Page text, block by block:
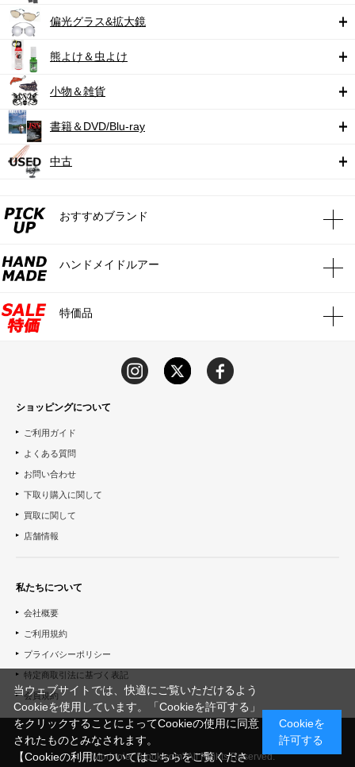
偏光グラス&拡大鏡
熊よけ＆虫よけ
小物＆雑貨
書籍＆DVD/Blu-ray
中古
おすすめブランド
ハンドメイドルアー
特価品
ショッピングについて
ご利用ガイド
よくある質問
お問い合わせ
下取り購入に関して
買取に関して
店舗情報
私たちについて
会社概要
ご利用規約
プライバシーポリシー
特定商取引法に基づく表記
会員規約
© "Morinoie_Brook.com" All Rights Reserved.
当ウェブサイトでは、快適にご覧いただけるよう
Cookieを使用しています。「Cookieを許可する」
をクリックすることによってCookieの使用に同意
されたものとみなされます。
【Cookieの利用についてはこちらをご覧くださ
Cookieを
許可する